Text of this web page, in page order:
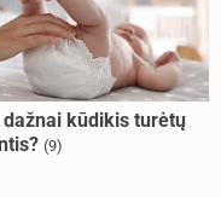
dažnai kūdikis turėtų
(9)